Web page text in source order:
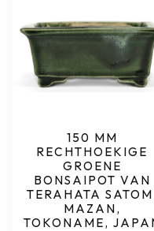
150 MM
RECHTHOEKIGE
GROENE
BONSAIPOT VAN
TERAHATA
MAZAN,
TOKONAME,